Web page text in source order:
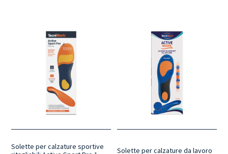
Solette per calzature sportive
Solette per calzature da lavoro